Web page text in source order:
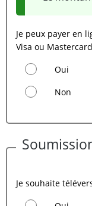
Je peux payer en
Visa ou
Oui
Non
Je souhaite